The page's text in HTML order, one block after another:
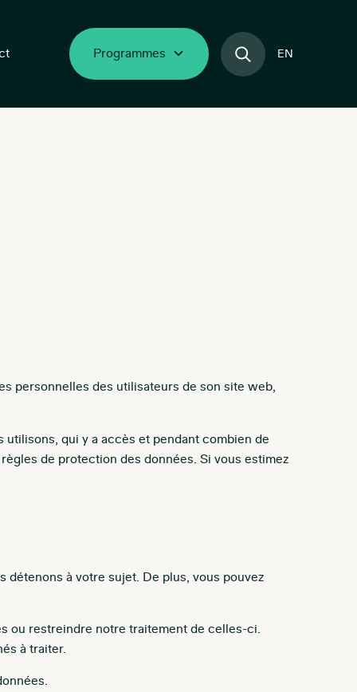
Programmes EN
personnelles des utilisateurs de son site web,
qui y a accès et pendant combien de
de protection des données. Si vous estimez
détenons à votre sujet. De plus, vous pouvez
ou restreindre notre traitement de celles-ci.
à traiter.